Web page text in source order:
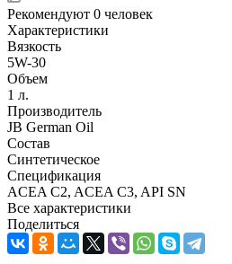
Рекомендуют 0 человек
Характеристики
Вязкость
5W-30
Объем
1 л.
Производитель
JB German Oil
Состав
Синтетическое
Спецификация
ACEA C2, ACEA C3, API SN
Все характеристики
Поделиться